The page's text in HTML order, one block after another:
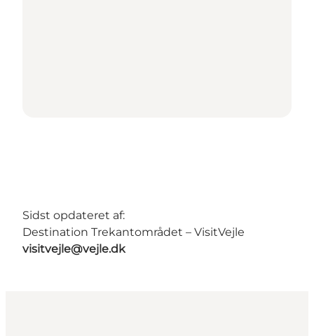
Sidst opdateret af:
Destination Trekantområdet – VisitVejle
visitvejle@vejle.dk